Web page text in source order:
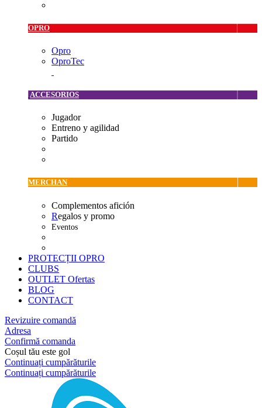
OPRO
Opro
OproTec
ACCESORIOS
Jugador
Entreno y agilidad
Partido
MERCHAN
Complementos afición
Regalos y promo
Eventos
PROTECȚII OPRO
CLUBS
OUTLET Ofertas
BLOG
CONTACT
Revizuire comandă
Adresa
Confirmă comanda
Coșul tău este gol
Continuați cumpărăturile
Continuați cumpărăturile